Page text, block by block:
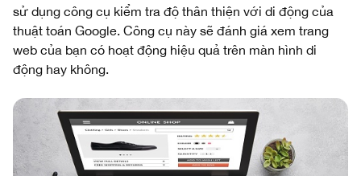
sử dụng công cụ kiểm tra độ thân thiện với di động của
thuật toán Google. Công cụ này sẽ đánh giá xem trang
web của bạn có hoạt động hiệu quả trên màn hình di
động hay không.